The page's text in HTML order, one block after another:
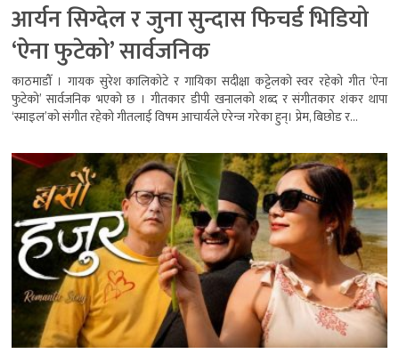
आर्यन सिग्देल र जुना सुन्दास फिचर्ड भिडियो
‘ऐना फुटेको’ सार्वजनिक
काठमाडौँ । गायक सुरेश कालिकोटे र गायिका सदीक्षा कट्टेलको स्वर रहेको गीत ‘ऐना
फुटेको’ सार्वजनिक भएको छ । गीतकार डीपी खनालको शब्द र संगीतकार शंकर थापा
‘स्माइल’को संगीत रहेको गीतलाई विषम आचार्यले एरेन्ज गरेका हुन्। प्रेम, बिछोड र...